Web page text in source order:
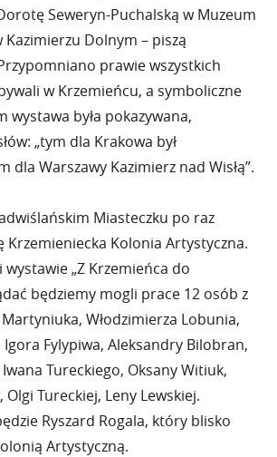
Seweryn-Puchalską w Muzeum
Dolnym – piszą
prawie wszystkich
w Krzemieńcu, a symboliczne
wystawa była pokazywana,
„tym dla Krakowa był
dla Warszawy Kazimierz nad Wisłą”.
Miasteczku po raz
Krzemieniecka Kolonia Artystyczna.
„Z Krzemieńca do
będziemy mogli prace 12 osób z
Włodzimierza Lobunia,
Fylypiwa, Aleksandry Bilobran,
Tureckiego, Oksany Witiuk,
Tureckiej, Leny Lewskiej.
Ryszard Rogala, który blisko
Artystyczną.